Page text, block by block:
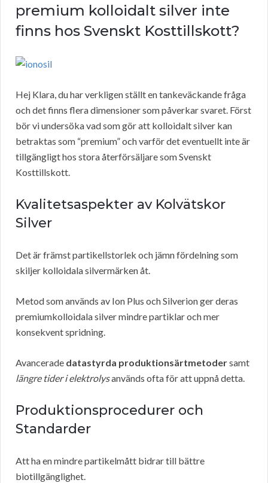
premium kolloidalt silver inte
finns hos Svenskt Kosttillskott?
Hej Klara, du har verkligen ställt en tankeväckande fråga
och det finns flera dimensioner som påverkar svaret. Först
bör vi undersöka vad som gör att kolloidalt silver kan
betraktas som “premium” och varför det eventuellt inte är
tillgängligt hos stora återförsäljare som Svenskt
Kosttillskott.
Kvalitetsaspekter av Kolvätskor
Silver
Det är främst partikellstorlek och jämn fördelning som
skiljer kolloidala silvermärken åt.
Metod som används av Ion Plus och Silverion ger deras
premiumkolloidala silver mindre partiklar och mer
konsekvent spridning.
Avancerade datastyrda produktionsärtmetodersamt
längre tider i elektrolysanvänds ofta för att uppnå detta.
Produktionsprocedurer och
Standarder
Att ha en mindre partikelmått bidrar till bättre
biotillgänglighet.